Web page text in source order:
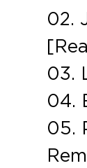
02.
03.
04.
05.